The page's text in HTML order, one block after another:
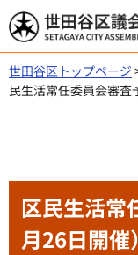
世田谷区議会
世田谷区トップページ
民生活常任委員会審査
区民生活常
月26日開催）